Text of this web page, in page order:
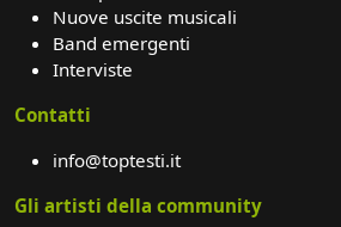
Nuove uscite musicali
Band emergenti
Interviste
Contatti
info@toptesti.it
Gli artisti della community